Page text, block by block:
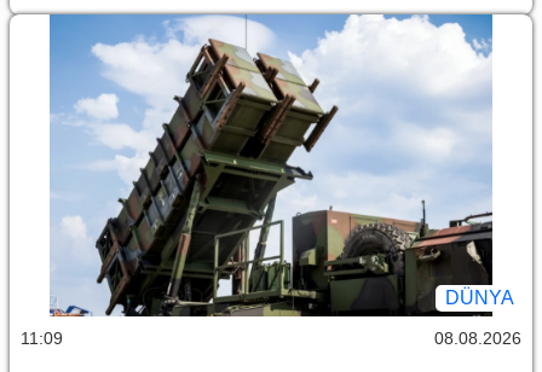
DÜNYA
11:09 08.08.2026